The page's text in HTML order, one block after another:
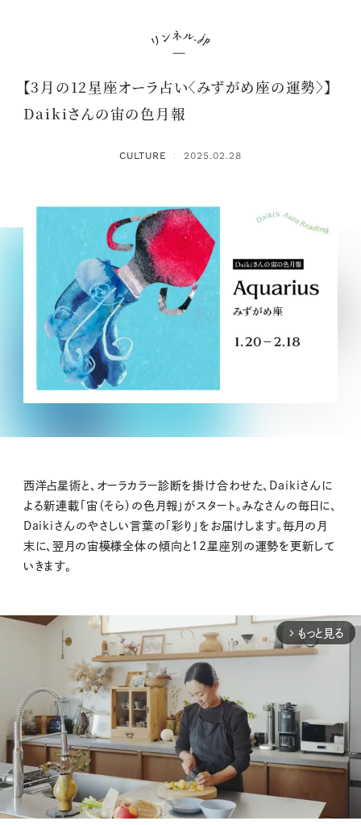
【3月の12星座オーラ占い〈みずがめ座の運勢〉】
Daikiさんの宙の色月報
CULTURE ： 2025.02.28
西洋占星術と、オーラカラー診断を掛け合わせた、Daikiさんに
よる新連載「宙（そら）の色月報」がスタート。みなさんの毎日に、
Daikiさんのやさしい言葉の「彩り」をお届けします。毎月の月
末に、翌月の宙模様全体の傾向と12星座別の運勢を更新して
いきます。
arrow_forward_ios もっと見る